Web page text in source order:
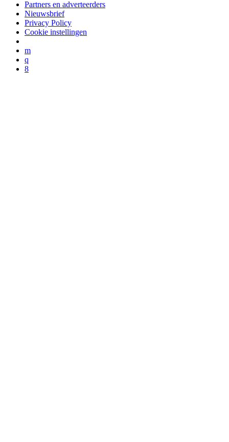
Partners en adverteerders
Nieuwsbrief
Privacy Policy
Cookie instellingen